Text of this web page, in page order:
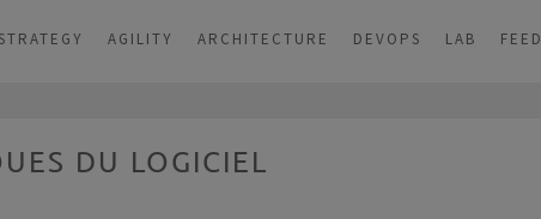
STRATEGY AGILITY ARCHITECTURE DEVOPS LAB FEED
DU LOGICIEL